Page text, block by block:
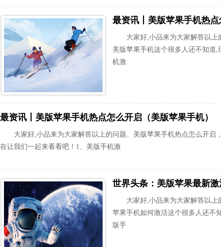
最资讯丨美版苹果手机热
大家好,小品来为大家解答以
美版苹果手机这个很多人还不知道
机激
最资讯丨美版苹果手机热点怎么开启（美版苹果手机）
大家好,小品来为大家解答以上的问题。美版苹果手机热点怎么开启
在让我们一起来看看吧！1、美版手机激
大家好,小品来为大家解答以
苹果手机如何激活这个很多人还不
版手